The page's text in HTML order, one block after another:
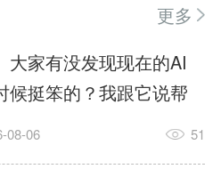
更多
家有没发现现在的AI
候挺笨的？我跟它说帮
个明天早上的闹钟，它
08-06 51